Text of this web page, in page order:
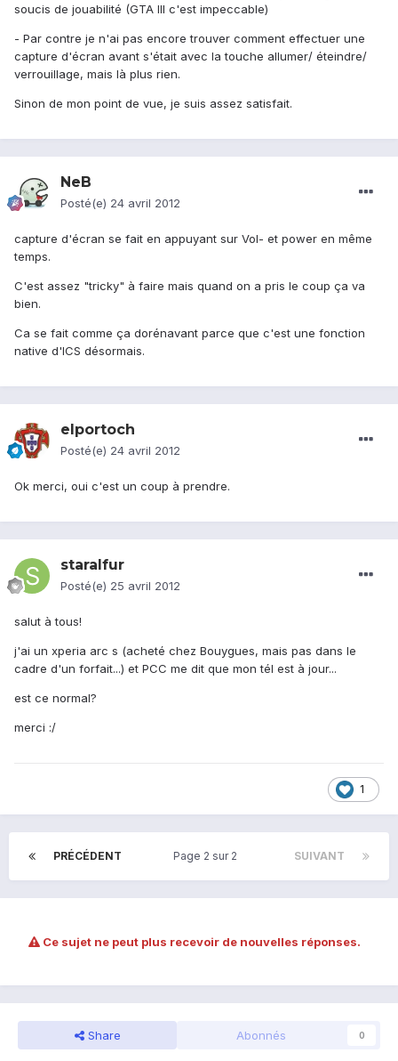
soucis de jouabilité (GTA III c'est impeccable)
- Par contre je n'ai pas encore trouver comment effectuer une
capture d'écran avant s'était avec la touche allumer/ éteindre/
verrouillage, mais là plus rien.
Sinon de mon point de vue, je suis assez satisfait.
NeB
Posté(e) 24 avril 2012
capture d'écran se fait en appuyant sur Vol- et power en même
temps.
C'est assez "tricky" à faire mais quand on a pris le coup ça va
bien.
Ca se fait comme ça dorénavant parce que c'est une fonction
native d'ICS désormais.
elportoch
Posté(e) 24 avril 2012
Ok merci, oui c'est un coup à prendre.
staralfur
Posté(e) 25 avril 2012
salut à tous!
j'ai un xperia arc s (acheté chez Bouygues, mais pas dans le
cadre d'un forfait...) et PCC me dit que mon tél est à jour...
est ce normal?
merci :/
1
PRÉCÉDENT SUIVANT
Page 2 sur 2
Ce sujet ne peut plus recevoir de nouvelles réponses.
Share Abonnés 0